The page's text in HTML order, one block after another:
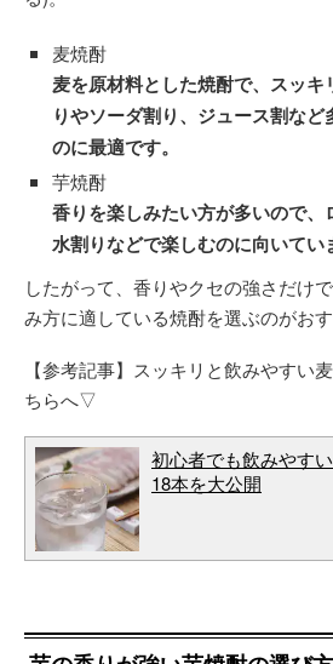
麦焼酎
麦を原材料とした焼酎で、スッ
りやソーダ割り、ジュース割な
のに最適です。
芋焼酎
香りを楽しみたい方が多いので、
水割りなどで楽しむのに向いてい
したがって、香りやクセの強さだけ
み方に適している焼酎を選ぶのがおす
【参考記事】スッキリと飲みやすい
ちらへ▽
初心者でも飲みやす
18本を大公開